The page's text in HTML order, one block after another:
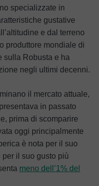
specializzate in
gustative
e dal terreno
produttore mondiale di
sulla Robusta e ha
negli ultimi decenni.
il mercato attuale,
in passato
prima di scomparire
oggi principalmente
è nota per il suo
per il suo gusto più
meno dell’1% del